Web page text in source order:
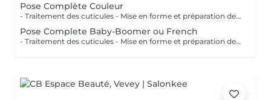
Pose Complète Couleur
- Traitement des cuticules - Mise en forme et préparation de l'ongle - Pose des Tips ou Chablons - Rallonge de l'ongle - Pose de gel - Mise en forme de la structure - Pose de couleur ou french - Déco ou Strass si souhaiter - Pose de FinishGel - Soin et Massage *Merci d'avertir si il faut faire une depose de vernis ou autre
Pose Complete Baby-Boomer ou French
- Traitement des cuticules - Mise en forme et préparation de l'ongle - Pose de Tips ou Chablons - Rallonge de l'ongle - Pose de gel - Mise en forme de la structure - Pose de couleur ou french - Déco ou Strass si souhaiter - Pose de FinishGel - Soin et Massage *Merci d'avertir si il faut faire une dépose de vernis ou autre